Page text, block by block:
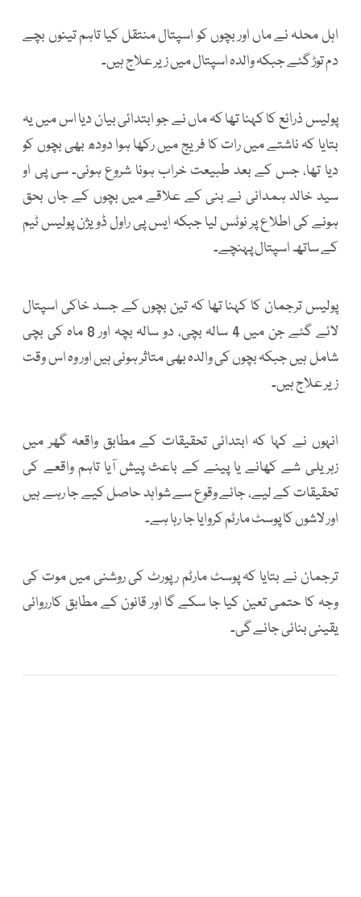
اہل محلہ نے ماں اور بچوں کو اسپتال منتقل کیا تاہم تینوں بچے
دم توڑ گئے جبکہ والدہ اسپتال میں زیر علاج ہیں۔
پولیس ذرائع کا کہنا تھا کہ ماں نے جو ابتدائی بیان دیا اس میں یہ
بتایا کہ ناشتے میں رات کا فریج میں رکھا ہوا دودھ بھی بچوں کو
دیا تھا، جس کے بعد طبیعت خراب ہونا شروع ہوئی۔ سی پی او
سید خالد ہمدانی نے بنی کے علاقے میں بچوں کے جاں بحق
ہونے کی اطلاع پر نوٹس لیا جبکہ ایس پی راول ڈویژن پولیس ٹیم
کے ساتھ اسپتال پہنچے۔
پولیس ترجمان کا کہنا تھا کہ تین بچوں کے جسد خاکی اسپتال
لائے گئے جن میں 4 سالہ بچی، دو سالہ بچہ اور 8 ماہ کی بچی
شامل ہیں جبکہ بچوں کی والدہ بھی متاثر ہوئی ہیں اور وہ اس وقت
زیر علاج ہیں۔
انہوں نے کہا کہ ابتدائی تحقیقات کے مطابق واقعہ گھر میں
زہریلی شے کھانے یا پینے کے باعث پیش آیا تاہم واقعے کی
تحقیقات کے لیے، جائے وقوع سے شواہد حاصل کیے جا رہے ہیں
اور لاشوں کا پوسٹ مارٹم کروایا جا رہا ہے۔
ترجمان نے بتایا کہ پوسٹ مارٹم رپورٹ کی روشنی میں موت کی
وجہ کا حتمی تعین کیا جا سکے گا اور قانون کے مطابق کارروائی
یقینی بنائی جائے گی۔